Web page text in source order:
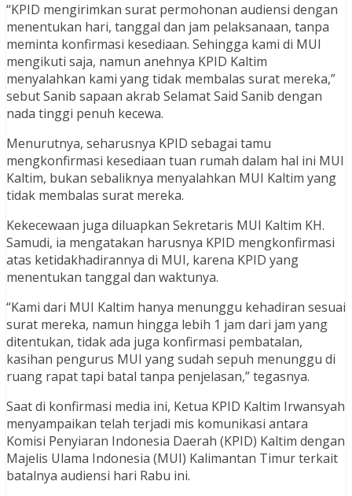
“KPID mengirimkan surat permohonan audiensi dengan
menentukan hari, tanggal dan jam pelaksanaan, tanpa
meminta konfirmasi kesediaan. Sehingga kami di MUI
mengikuti saja, namun anehnya KPID Kaltim
menyalahkan kami yang tidak membalas surat mereka,”
sebut Sanib sapaan akrab Selamat Said Sanib dengan
nada tinggi penuh kecewa.
Menurutnya, seharusnya KPID sebagai tamu
mengkonfirmasi kesediaan tuan rumah dalam hal ini MUI
Kaltim, bukan sebaliknya menyalahkan MUI Kaltim yang
tidak membalas surat mereka.
Kekecewaan juga diluapkan Sekretaris MUI Kaltim KH.
Samudi, ia mengatakan harusnya KPID mengkonfirmasi
atas ketidakhadirannya di MUI, karena KPID yang
menentukan tanggal dan waktunya.
“Kami dari MUI Kaltim hanya menunggu kehadiran sesuai
surat mereka, namun hingga lebih 1 jam dari jam yang
ditentukan, tidak ada juga konfirmasi pembatalan,
kasihan pengurus MUI yang sudah sepuh menunggu di
ruang rapat tapi batal tanpa penjelasan,” tegasnya.
Saat di konfirmasi media ini, Ketua KPID Kaltim Irwansyah
menyampaikan telah terjadi mis komunikasi antara
Komisi Penyiaran Indonesia Daerah (KPID) Kaltim dengan
Majelis Ulama Indonesia (MUI) Kalimantan Timur terkait
batalnya audiensi hari Rabu ini.